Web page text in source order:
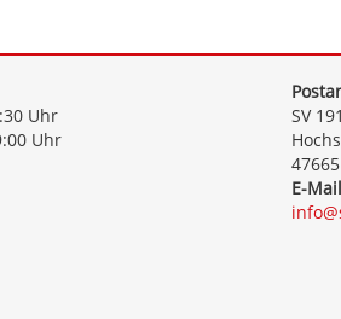
Uhr
Uhr
SV
E-Mail